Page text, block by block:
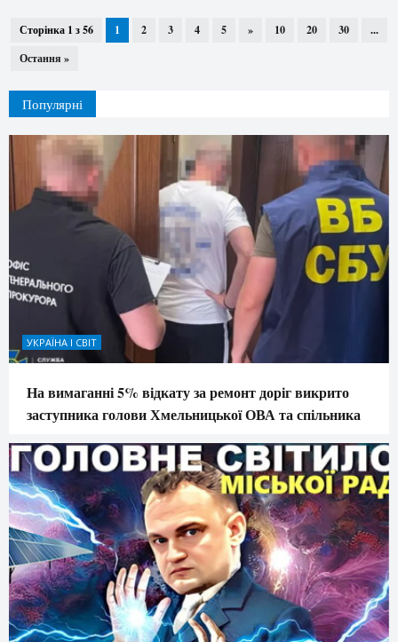
Сторінка 1 з 56 1 2 3 4 5 » 10 20 30
...
Остання »
Популярні
УКРАЇНА І СВІТ
На вимаганні 5% відкату за ремонт доріг викрито
заступника голови Хмельницької ОВА та спільника